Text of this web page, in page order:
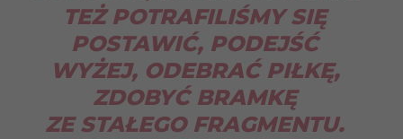
TEŻ POTRAFILIŚMY SIĘ
POSTAWIĆ, PODEJŚĆ
WYŻEJ, ODEBRAĆ PIŁKĘ,
ZDOBYĆ BRAMKĘ
ZE STAŁEGO FRAGMENTU.